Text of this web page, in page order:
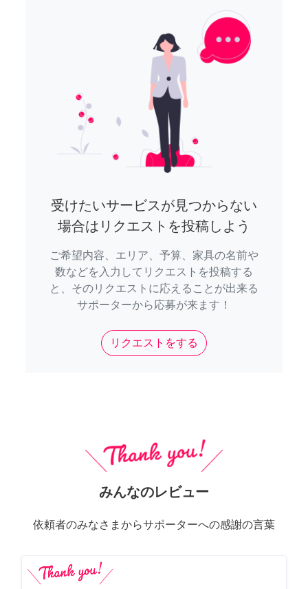
受けたいサービスが見つからない
場合はリクエストを投稿しよう
ご希望内容、エリア、予算、家具の名前や
数などを入力してリクエストを投稿する
と、そのリクエストに応えることが出来る
サポーターから応募が来ます！
リクエストをする
みんなのレビュー
依頼者のみなさまからサポーターへの感謝の言葉